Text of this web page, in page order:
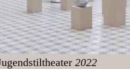
2022